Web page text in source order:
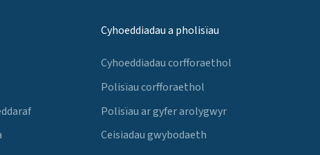
Cyhoeddiadau a pholisïau
Cyhoeddiadau corfforaethol
Polisïau corfforaethol
Polisïau ar gyfer arolygwyr
Ceisiadau gwybodaeth